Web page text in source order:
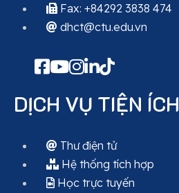
Fax: +84292 3838 474
dhct@ctu.edu.vn
DỊCH VỤ TIỆN ÍCH
Thư điện tử
Hệ thống tích hợp
Học trực tuyến